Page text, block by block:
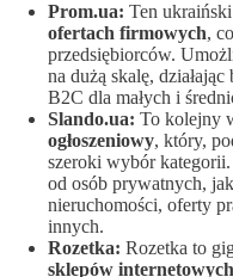
Prom.ua: Ten
ofertach firmowych,
przedsiębiorców.
na dużą skalę,
B2C dla małych i
Slando.ua: To kolejny
ogłoszeniowy, który,
szeroki wybór
od osób prywatnych,
nieruchomości, oferty
innych.
Rozetka: Rozetka to
sklepów internetowych